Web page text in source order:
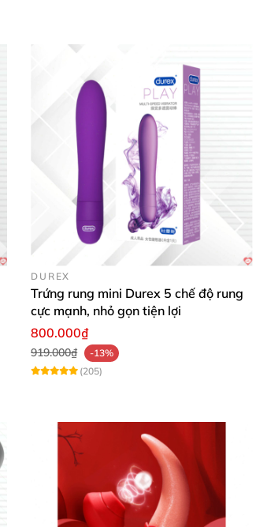
DUREX
Trứng rung mini Durex 5 chế độ rung
cực mạnh, nhỏ gọn tiện lợi
800.000₫
919.000₫
-13%
(205)